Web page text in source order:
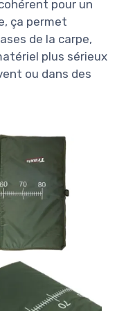
pour un
ça permet
de la carpe,
plus sérieux
ou dans des